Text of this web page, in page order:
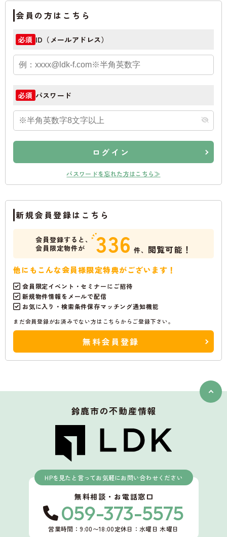
会員の方はこちら
必須 ID（メールアドレス）
必須 パスワード
ログイン
パスワードを忘れた方はこちら≫
新規会員登録はこちら
会員登録すると、
会員限定物件が
336 件、 閲覧可能！
他にもこんな会員様限定特典がございます！
会員限定イベント・セミナーにご招待
新規物件情報をメールで配信
お気に入り・検索条件保存マッチング通知機能
まだ会員登録がお済みでない方はこちらからご登録下さい。
無料会員登録
鈴鹿市の不動産情報
HPを見たと言ってお気軽にお問い合わせください
無料相談・お電話窓口
059-373-5575
営業時間：9:00〜18:00定休日：水曜日 木曜日